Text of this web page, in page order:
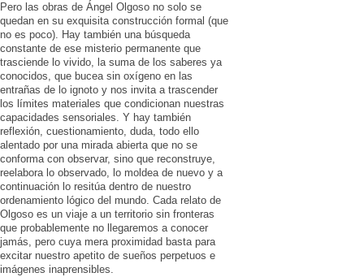
Pero las obras de Ángel Olgoso no solo se
quedan en su exquisita construcción formal (que
no es poco). Hay también una búsqueda
constante de ese misterio permanente que
trasciende lo vivido, la suma de los saberes ya
conocidos, que bucea sin oxígeno en las
entrañas de lo ignoto y nos invita a trascender
los límites materiales que condicionan nuestras
capacidades sensoriales. Y hay también
reflexión, cuestionamiento, duda, todo ello
alentado por una mirada abierta que no se
conforma con observar, sino que reconstruye,
reelabora lo observado, lo moldea de nuevo y a
continuación lo resitúa dentro de nuestro
ordenamiento lógico del mundo. Cada relato de
Olgoso es un viaje a un territorio sin fronteras
que probablemente no llegaremos a conocer
jamás, pero cuya mera proximidad basta para
excitar nuestro apetito de sueños perpetuos e
imágenes inaprensibles.